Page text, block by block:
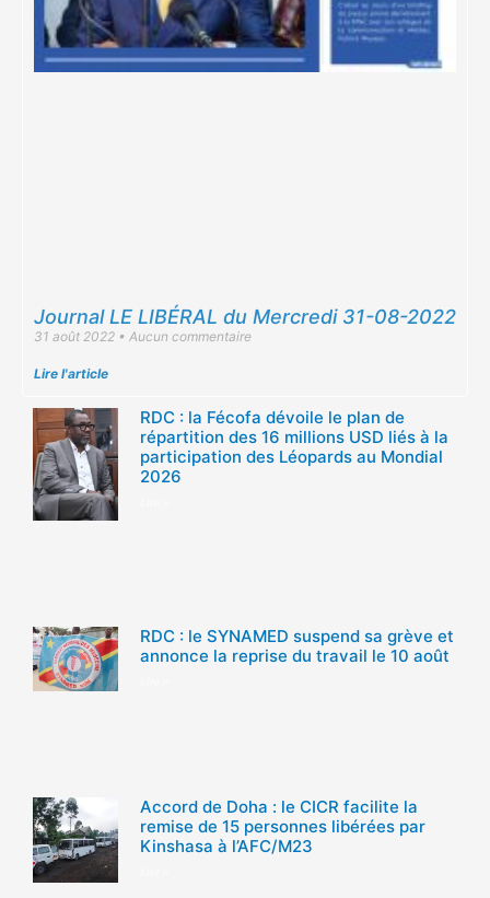
Journal LE LIBÉRAL du Mercredi 31-08-2022
31 août 2022 Aucun commentaire
Lire l'article
RDC : la Fécofa dévoile le plan de
répartition des 16 millions USD liés à la
participation des Léopards au Mondial
2026
RDC : le SYNAMED suspend sa grève et
annonce la reprise du travail le 10 août
Accord de Doha : le CICR facilite la
remise de 15 personnes libérées par
Kinshasa à l’AFC/M23